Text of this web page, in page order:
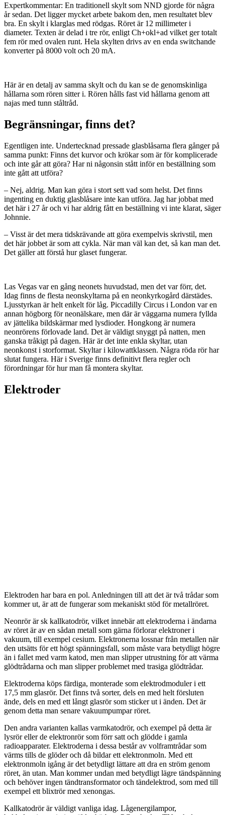
Expertkommentar: En traditionell skylt som NND gjorde för några
år sedan. Det ligger mycket arbete bakom den, men resultatet blev
bra. En skylt i klarglas med rödgas. Röret är 12 millimeter i
diameter. Texten är delad i tre rör, enligt Ch+okl+ad vilket ger totalt
fem rör med ovalen runt. Hela skylten drivs av en enda switchande
konverter på 8000 volt och 20 mA.
Här är en detalj av samma skylt och du kan se de genomskinliga
hållarna som rören sitter i. Rören hålls fast vid hållarna genom att
najas med tunn ståltråd.
Begränsningar, finns det?
Egentligen inte. Undertecknad pressade glasblåsarna flera gånger på
samma punkt: Finns det kurvor och krökar som är för komplicerade
och inte går att göra? Har ni någonsin stått inför en beställning som
inte gått att utföra?
– Nej, aldrig. Man kan göra i stort sett vad som helst. Det finns
ingenting en duktig glasblåsare inte kan utföra. Jag har jobbat med
det här i 27 år och vi har aldrig fått en beställning vi inte klarat, säger
Johnnie.
– Visst är det mera tidskrävande att göra exempelvis skrivstil, men
det här jobbet är som att cykla. När man väl kan det, så kan man det.
Det gäller att förstå hur glaset fungerar.
Las Vegas var en gång neonets huvudstad, men det var förr, det.
Idag finns de flesta neonskyltarna på en neonkyrkogård därstädes.
Ljusstyrkan är helt enkelt för låg. Piccadilly Circus i London var en
annan högborg för neonälskare, men där är väggarna numera fyllda
av jättelika bildskärmar med lysdioder. Hongkong är numera
neonrörens förlovade land. Det är väldigt snyggt på natten, men
ganska tråkigt på dagen. Här är det inte enkla skyltar, utan
neonkonst i storformat. Skyltar i kilowattklassen. Några röda rör har
slutat fungera. Här i Sverige finns definitivt flera regler och
förordningar för hur man få montera skyltar.
Elektroder
Elektroden har bara en pol. Anledningen till att det är två trådar som
kommer ut, är att de fungerar som mekaniskt stöd för metallröret.
Neonrör är sk kallkatodrör, vilket innebär att elektroderna i ändarna
av röret är av en sådan metall som gärna förlorar elektroner i
vakuum, till exempel cesium. Elektronerna lossnar från metallen när
den utsätts för ett högt spänningsfall, som måste vara betydligt högre
än i fallet med varm katod, men man slipper utrustning för att värma
glödtrådarna och man slipper problemet med trasiga glödtrådar.
Elektroderna köps färdiga, monterade som elektrodmoduler i ett
17,5 mm glasrör. Det finns två sorter, dels en med helt försluten
ände, dels en med ett långt glasrör som sticker ut i änden. Det är
genom detta man senare vakuumpumpar röret.
Den andra varianten kallas varmkatodrör, och exempel på detta är
lysrör eller de elektronrör som förr satt och glödde i gamla
radioapparater. Elektroderna i dessa består av volframtrådar som
värms tills de glöder och då bildar ett elektronmoln. Med ett
elektronmoln igång är det betydligt lättare att dra en ström genom
röret, än utan. Man kommer undan med betydligt lägre tändspänning
och behöver ingen tändtransformator och tändelektrod, som med till
exempel ett blixtrör med xenongas.
Kallkatodrör är väldigt vanliga idag. Lågenergilampor,